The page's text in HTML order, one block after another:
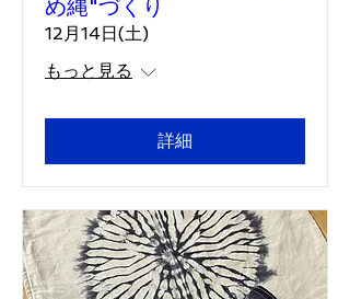
め縄"づくり
12月14日(土)
もっと見る
詳細